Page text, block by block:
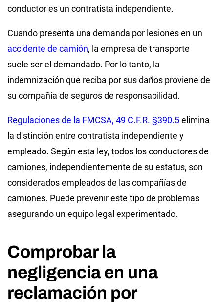
conductor es un contratista independiente.
Cuando presenta una demanda por lesiones en un
accidente de camión, la empresa de transporte
suele ser el demandado. Por lo tanto, la
indemnización que reciba por sus daños proviene de
su compañía de seguros de responsabilidad.
Regulaciones de la FMCSA, 49 C.F.R. §390.5elimina
la distinción entre contratista independiente y
empleado. Según esta ley, todos los conductores de
camiones, independientemente de su estatus, son
considerados empleados de las compañías de
camiones. Puede prevenir este tipo de problemas
asegurando un equipo legal experimentado.
Comprobar la
negligencia en una
reclamación por